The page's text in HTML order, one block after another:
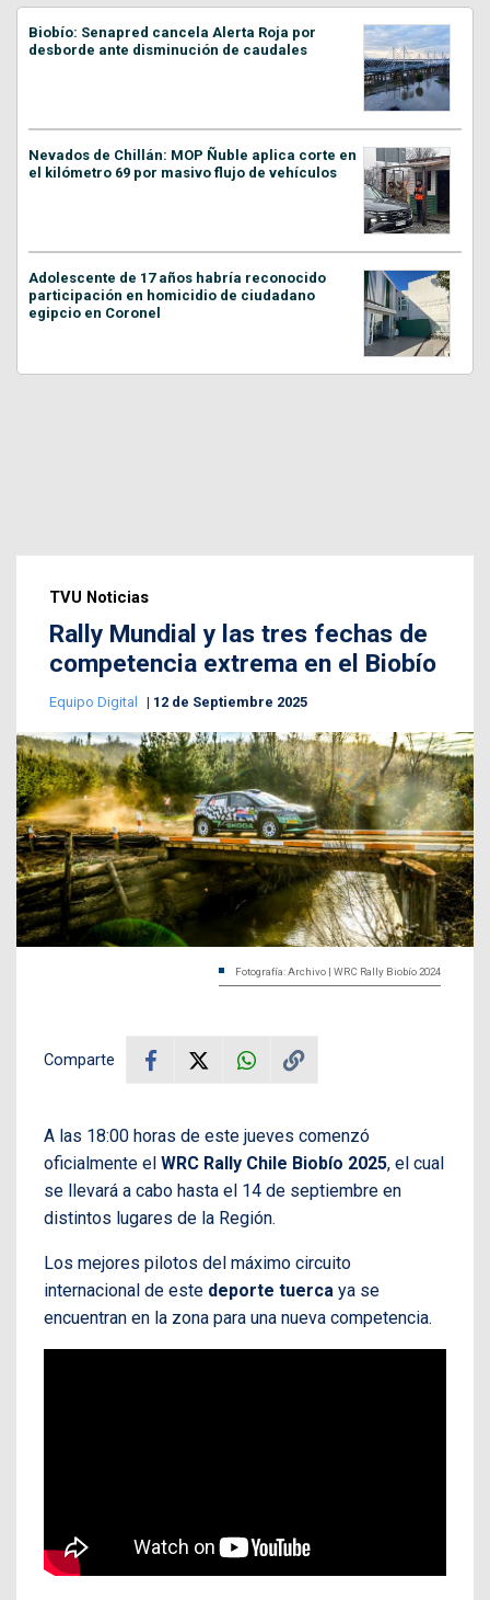
Biobío: Senapred cancela Alerta Roja por
desborde ante disminución de caudales
Nevados de Chillán: MOP Ñuble aplica corte en
el kilómetro 69 por masivo flujo de vehículos
Adolescente de 17 años habría reconocido
participación en homicidio de ciudadano
egipcio en Coronel
TVU Noticias
Rally Mundial y las tres fechas de
competencia extrema en el Biobío
Equipo Digital 12 de Septiembre 2025
Fotografía: Archivo | WRC Rally Biobío 2024
Comparte
A las 18:00 horas de este jueves comenzó
oficialmente el WRC Rally Chile Biobío 2025, el cual
se llevará a cabo hasta el 14 de septiembre en
distintos lugares de la Región.
Los mejores pilotos del máximo circuito
internacional de este deporte tuerca ya se
encuentran en la zona para una nueva competencia.